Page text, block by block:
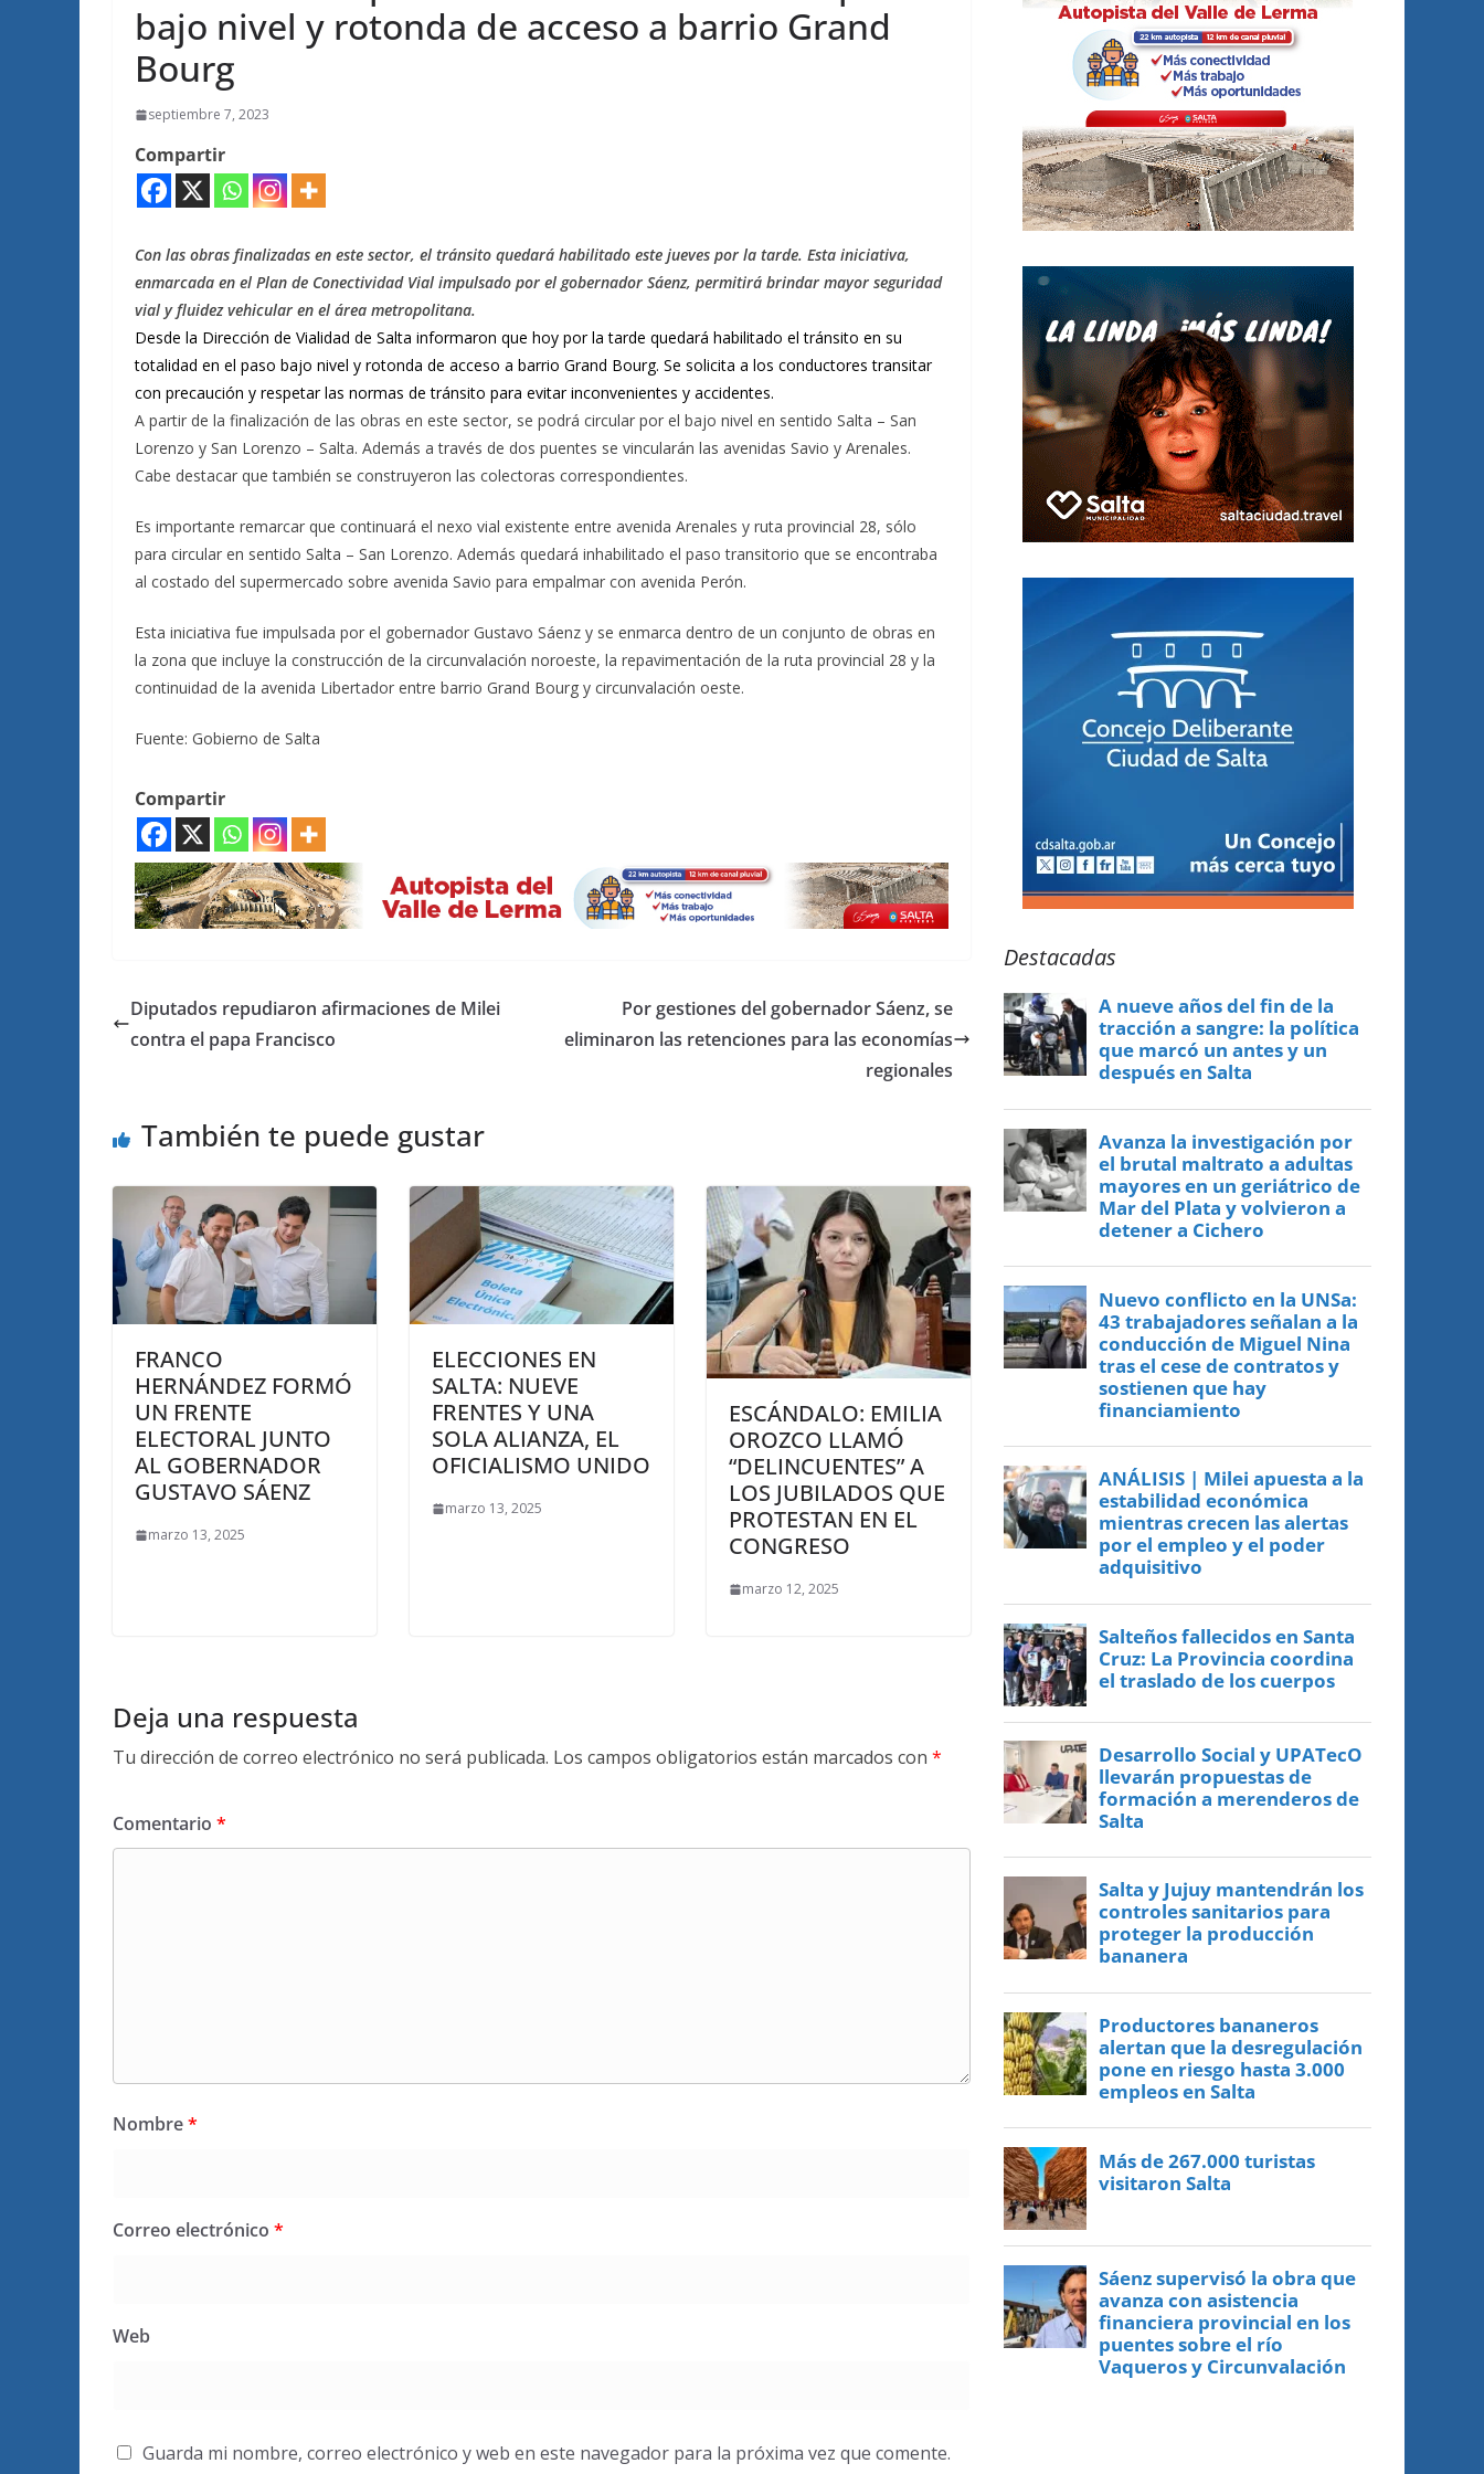
bajo nivel y rotonda de acceso a barrio Grand
Bourg
septiembre 7, 2023
Compartir
Con las obras finalizadas en este sector, el tránsito quedará habilitado este jueves por la tarde. Esta iniciativa,
enmarcada en el Plan de Conectividad Vial impulsado por el gobernador Sáenz, permitirá brindar mayor seguridad
vial y fluidez vehicular en el área metropolitana.
Desde la Dirección de Vialidad de Salta informaron que hoy por la tarde quedará habilitado el tránsito en su
totalidad en el paso bajo nivel y rotonda de acceso a barrio Grand Bourg. Se solicita a los conductores transitar
con precaución y respetar las normas de tránsito para evitar inconvenientes y accidentes.
A partir de la finalización de las obras en este sector, se podrá circular por el bajo nivel en sentido Salta – San
Lorenzo y San Lorenzo – Salta. Además a través de dos puentes se vincularán las avenidas Savio y Arenales.
Cabe destacar que también se construyeron las colectoras correspondientes.
Es importante remarcar que continuará el nexo vial existente entre avenida Arenales y ruta provincial 28, sólo
para circular en sentido Salta – San Lorenzo. Además quedará inhabilitado el paso transitorio que se encontraba
al costado del supermercado sobre avenida Savio para empalmar con avenida Perón.
Esta iniciativa fue impulsada por el gobernador Gustavo Sáenz y se enmarca dentro de un conjunto de obras en
la zona que incluye la construcción de la circunvalación noroeste, la repavimentación de la ruta provincial 28 y la
continuidad de la avenida Libertador entre barrio Grand Bourg y circunvalación oeste.
Fuente: Gobierno de Salta
Compartir
Diputados repudiaron afirmaciones de Milei
contra el papa Francisco
Por gestiones del gobernador Sáenz, se
eliminaron las retenciones para las economías
regionales
También te puede gustar
FRANCO
HERNÁNDEZ FORMÓ
UN FRENTE
ELECTORAL JUNTO
AL GOBERNADOR
GUSTAVO SÁENZ
marzo 13, 2025
ELECCIONES EN
SALTA: NUEVE
FRENTES Y UNA
SOLA ALIANZA, EL
OFICIALISMO UNIDO
marzo 13, 2025
ESCÁNDALO: EMILIA
OROZCO LLAMÓ
“DELINCUENTES” A
LOS JUBILADOS QUE
PROTESTAN EN EL
CONGRESO
marzo 12, 2025
Deja una respuesta
Tu dirección de correo electrónico no será publicada. Los campos obligatorios están marcados con *
Comentario *
Nombre*
Correo electrónico *
Web
Guarda mi nombre, correo electrónico y web en este navegador para la próxima vez que comente.
Destacadas